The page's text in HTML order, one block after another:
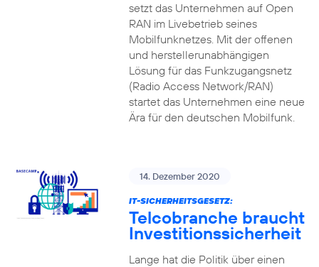
setzt das Unternehmen auf Open
RAN im Livebetrieb seines
Mobilfunknetzes. Mit der offenen
und herstellerunabhängigen
Lösung für das Funkzugangsnetz
(Radio Access Network/RAN)
startet das Unternehmen eine neue
Ära für den deutschen Mobilfunk.
14. Dezember 2020
IT-SICHERHEITSGESETZ:
Telcobranche braucht
Investitionssicherheit
Lange hat die Politik über einen